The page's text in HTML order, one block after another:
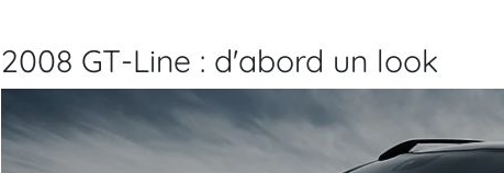
2008 GT-Line : d'abord un look